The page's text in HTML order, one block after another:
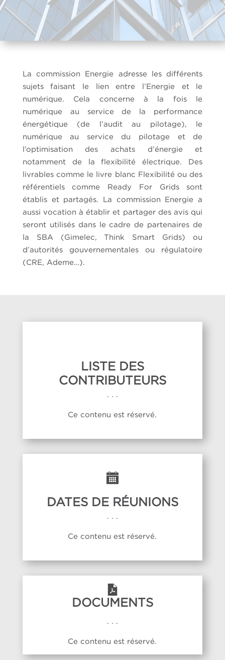
La commission Energie adresse les différents
sujets faisant le lien entre l’Energie et le
numérique. Cela concerne à la fois le
numérique au service de la performance
énergétique (de l’audit au pilotage), le
numérique au service du pilotage et de
l’optimisation des achats d’énergie et
notamment de la flexibilité électrique. Des
livrables comme le livre blanc Flexibilité ou des
référentiels comme Ready For Grids sont
établis et partagés. La commission Energie a
aussi vocation à établir et partager des avis qui
seront utilisés dans le cadre de partenaires de
la SBA (Gimelec, Think Smart Grids) ou
d’autorités gouvernementales ou régulatoire
(CRE, Ademe…).
LISTE DES
CONTRIBUTEURS
Ce contenu est réservé.
DATES DE RÉUNIONS
. . .
Ce contenu est réservé.
DOCUMENTS
Ce contenu est réservé.